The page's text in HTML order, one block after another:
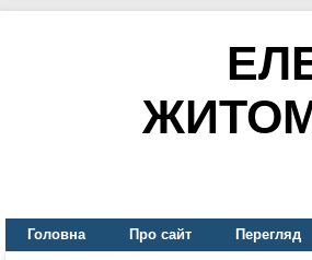
Головна Про сайт Перегляд